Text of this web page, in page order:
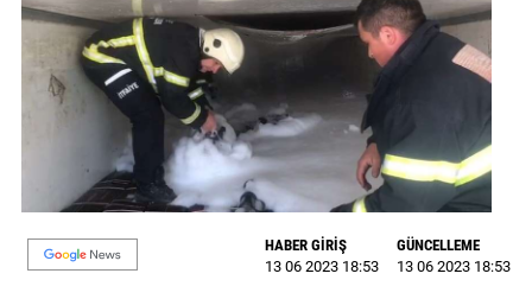
SİYASET
EĞİTİM
GALERİ
YAZARLAR
BİZE
HABER GİRİŞ
13 06 2023 18:53
GÜNCELLEME
13 06 2023 18:53